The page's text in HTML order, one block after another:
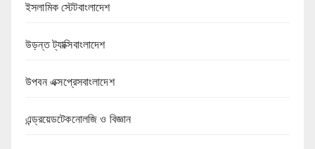
ইসলামিক স্টেটবাংলাদেশ
উড়ন্ত ট্যাক্সিবাংলাদেশ
উপবন এক্সপ্রেসবাংলাদেশ
এন্ড্রয়েডটেকনোলজি ও বিজ্ঞান